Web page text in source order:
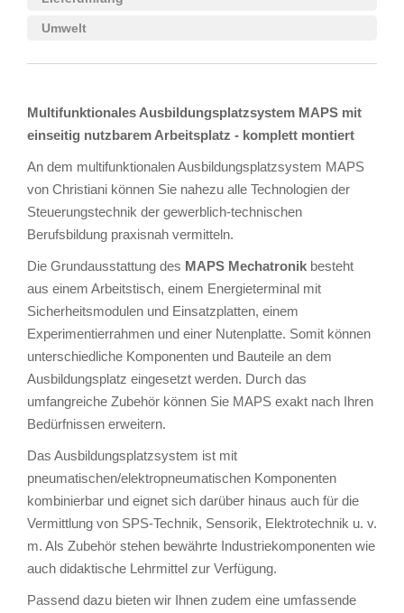
Umwelt
Multifunktionales Ausbildungsplatzsystem MAPS mit
einseitig nutzbarem Arbeitsplatz - komplett montiert
An dem multifunktionalen Ausbildungsplatzsystem MAPS
von Christiani können Sie nahezu alle Technologien der
Steuerungstechnik der gewerblich-technischen
Berufsbildung praxisnah vermitteln.
Die Grundausstattung des MAPS Mechatronik besteht
aus einem Arbeitstisch, einem Energieterminal mit
Sicherheitsmodulen und Einsatzplatten, einem
Experimentierrahmen und einer Nutenplatte. Somit können
unterschiedliche Komponenten und Bauteile an dem
Ausbildungsplatz eingesetzt werden. Durch das
umfangreiche Zubehör können Sie MAPS exakt nach Ihren
Bedürfnissen erweitern.
Das Ausbildungsplatzsystem ist mit
pneumatischen/elektropneumatischen Komponenten
kombinierbar und eignet sich darüber hinaus auch für die
Vermittlung von SPS-Technik, Sensorik, Elektrotechnik u. v.
m. Als Zubehör stehen bewährte Industriekomponenten wie
auch didaktische Lehrmittel zur Verfügung.
Passend dazu bieten wir Ihnen zudem eine umfassende